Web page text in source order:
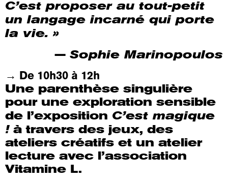
C’est proposer au tout-petit
un langage incarné qui porte
la vie. »
— Sophie Marinopoulos
→ De 10h30 à 12h
Une parenthèse singulière
pour une exploration sensible
de l’exposition C’est magique
!à travers des jeux, des
ateliers créatifs et un atelier
lecture avec l’association
Vitamine L.